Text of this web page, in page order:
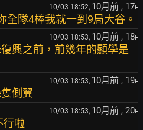
10/03 18:52, 10月前 , 17F
全隊4棒我就一到9局大谷。
10/03 18:53, 10月前 , 18F
興之前，前幾年的顯學是
10/03 18:53, 10月前 , 19F
側翼
10/03 18:53, 10月前 , 20F
行啦